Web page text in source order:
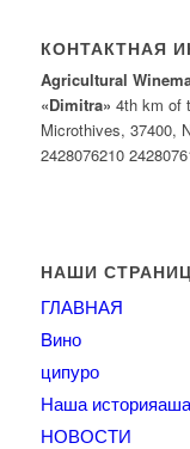
КОНТАКТНАЯ
Agricultural
«Dimitra» 4th km of
Microthives, 37400,
2428076210
НАШИ
ГЛАВНАЯ
Bино
ципуро
Наша
НОВОСТИ